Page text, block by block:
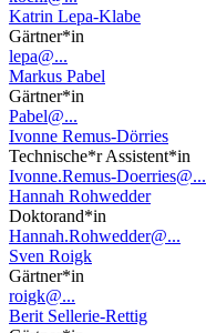
Katrin Lepa-Klabe
Gärtner*in
lepa@...
Markus Pabel
Gärtner*in
Pabel@...
Ivonne Remus-Dörries
Technische*r Assistent*in
Ivonne.Remus-Doerries@...
Hannah Rohwedder
Doktorand*in
Hannah.Rohwedder@...
Sven Roigk
Gärtner*in
roigk@...
Berit Sellerie-Rettig